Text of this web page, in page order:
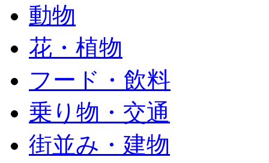
動物
花・植物
フード・飲料
乗り物・交通
街並み・建物